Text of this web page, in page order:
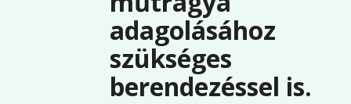
adagolásához
szükséges
berendezéssel is.